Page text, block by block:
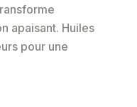
apaisant. Huiles
pour une